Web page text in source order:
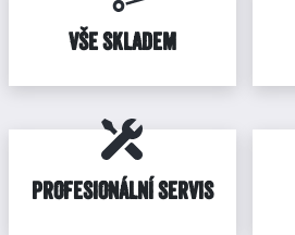
VŠE SKLADEM
PROFESIONÁLNÍ SERVIS